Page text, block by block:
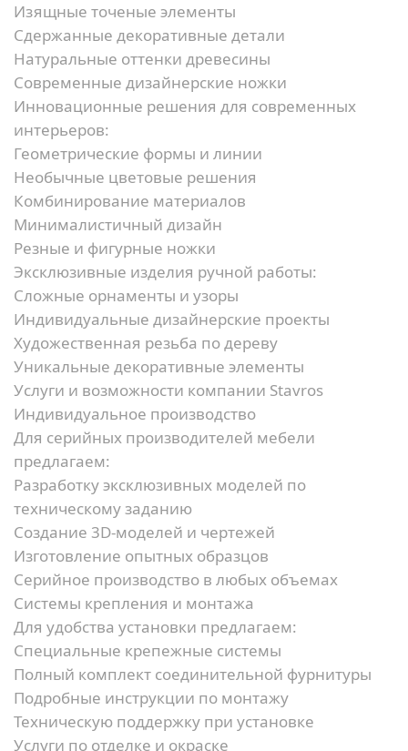
Изящные точеные элементы
Сдержанные декоративные детали
Натуральные оттенки древесины
Современные дизайнерские ножки
Инновационные решения для современных
интерьеров:
Геометрические формы и линии
Необычные цветовые решения
Комбинирование материалов
Минималистичный дизайн
Резные и фигурные ножки
Эксклюзивные изделия ручной работы:
Сложные орнаменты и узоры
Индивидуальные дизайнерские проекты
Художественная резьба по дереву
Уникальные декоративные элементы
Услуги и возможности компании Stavros
Индивидуальное производство
Для серийных производителей мебели
предлагаем:
Разработку эксклюзивных моделей по
техническому заданию
Создание 3D-моделей и чертежей
Изготовление опытных образцов
Серийное производство в любых объемах
Системы крепления и монтажа
Для удобства установки предлагаем:
Специальные крепежные системы
Полный комплект соединительной фурнитуры
Подробные инструкции по монтажу
Техническую поддержку при установке
Услуги по отделке и окраске